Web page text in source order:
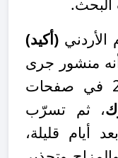
(أكيد)
أنه منشور جرى
تداوله في 22 نيسان 2022 في صفحات
، ثم تسرّب
أيام قليلة،